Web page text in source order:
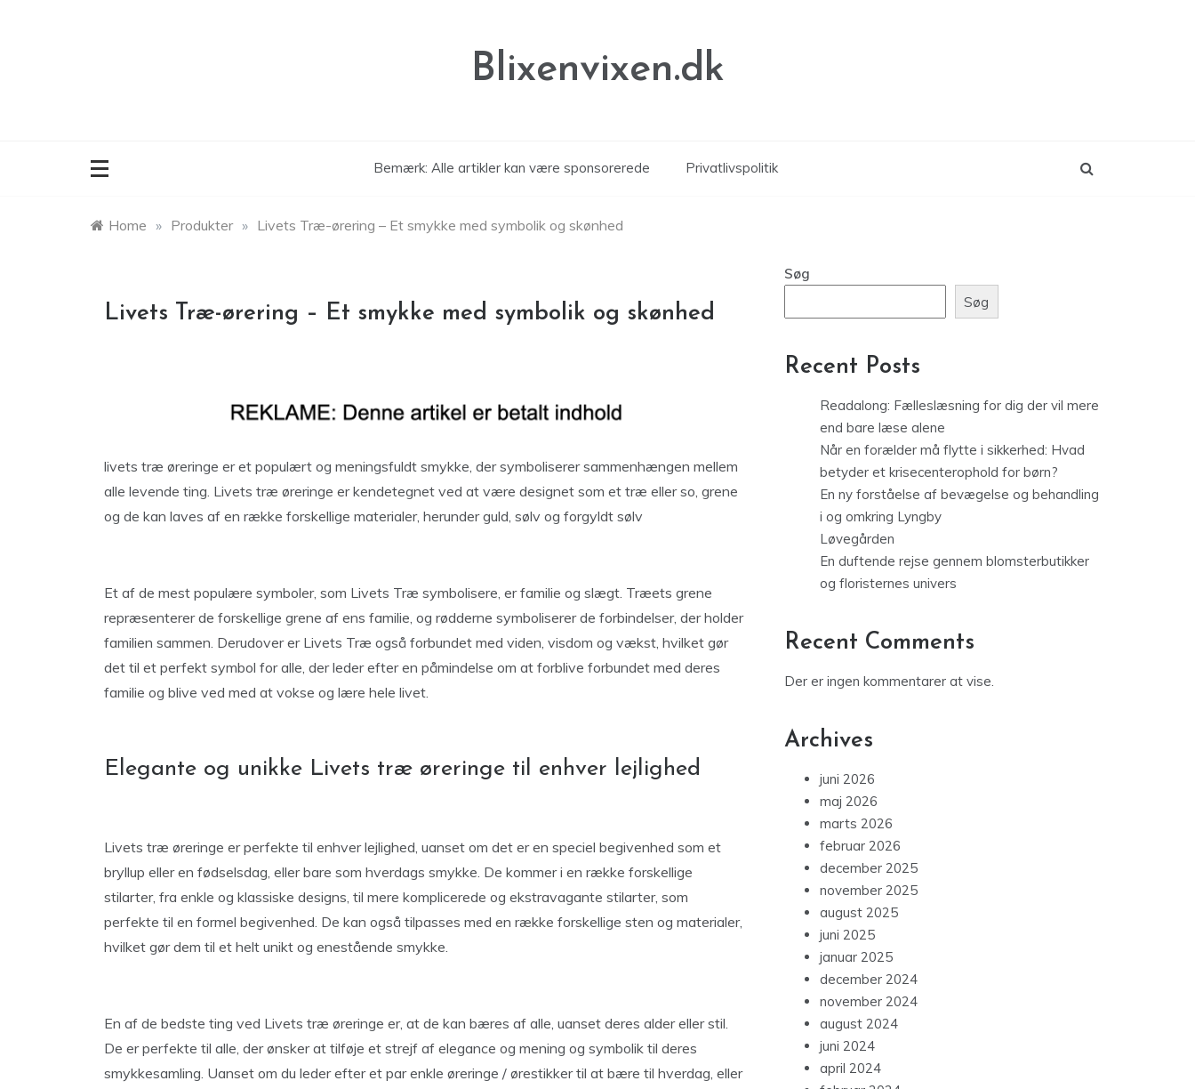
Blixenvixen.dk
Bemærk: Alle artikler kan være sponsorerede Privatlivspolitik
Home » Produkter » Livets Træ-ørering – Et smykke med symbolik og skønhed
Livets Træ-ørering – Et smykke med symbolik og skønhed
livets træ øreringe er et populært og meningsfuldt smykke, der symboliserer sammenhængen mellem
alle levende ting. Livets træ øreringe er kendetegnet ved at være designet som et træ eller so, grene
og de kan laves af en række forskellige materialer, herunder guld, sølv og forgyldt sølv
Et af de mest populære symboler, som Livets Træ symbolisere, er familie og slægt. Træets grene
repræsenterer de forskellige grene af ens familie, og rødderne symboliserer de forbindelser, der holder
familien sammen. Derudover er Livets Træ også forbundet med viden, visdom og vækst, hvilket gør
det til et perfekt symbol for alle, der leder efter en påmindelse om at forblive forbundet med deres
familie og blive ved med at vokse og lære hele livet.
Elegante og unikke Livets træ øreringe til enhver lejlighed
Livets træ øreringe er perfekte til enhver lejlighed, uanset om det er en speciel begivenhed som et
bryllup eller en fødselsdag, eller bare som hverdags smykke. De kommer i en række forskellige
stilarter, fra enkle og klassiske designs, til mere komplicerede og ekstravagante stilarter, som
perfekte til en formel begivenhed. De kan også tilpasses med en række forskellige sten og materialer,
hvilket gør dem til et helt unikt og enestående smykke.
En af de bedste ting ved Livets træ øreringe er, at de kan bæres af alle, uanset deres alder eller stil.
De er perfekte til alle, der ønsker at tilføje et strejf af elegance og mening og symbolik til deres
smykkesamling. Uanset om du leder efter et par enkle øreringe / ørestikker til at bære til hverdag, eller
Søg
Søg
Recent Posts
Readalong: Fælleslæsning for dig der vil mere
end bare læse alene
Når en forælder må flytte i sikkerhed: Hvad
betyder et krisecenterophold for børn?
En ny forståelse af bevægelse og behandling
i og omkring Lyngby
Løvegården
En duftende rejse gennem blomsterbutikker
og floristernes univers
Recent Comments
Der er ingen kommentarer at vise.
Archives
juni 2026
maj 2026
marts 2026
februar 2026
december 2025
november 2025
august 2025
juni 2025
januar 2025
december 2024
november 2024
august 2024
juni 2024
april 2024